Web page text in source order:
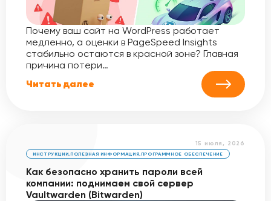
Почему ваш сайт на WordPress работает
медленно, а оценки в PageSpeed Insights
стабильно остаются в красной зоне? Главная
причина потери…
Читать далее
15 июля, 2026
ИНСТРУКЦИИ,ПОЛЕЗНАЯ ИНФОРМАЦИЯ,ПРОГРАММНОЕ ОБЕСПЕЧЕНИЕ
Как безопасно хранить пароли всей
компании: поднимаем свой сервер
Vaultwarden (Bitwarden)